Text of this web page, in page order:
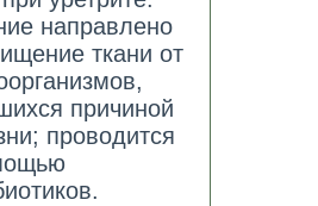
направлено
ткани от
причиной
проводится